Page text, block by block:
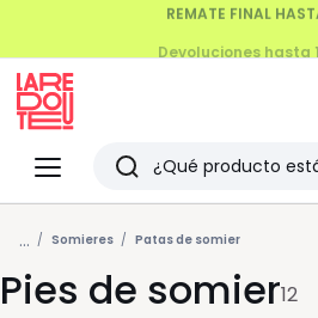
Menu
Redoute
Buscar
Últimos
artículos
vistos
... Somieres Patas de somier
Pies de somier12